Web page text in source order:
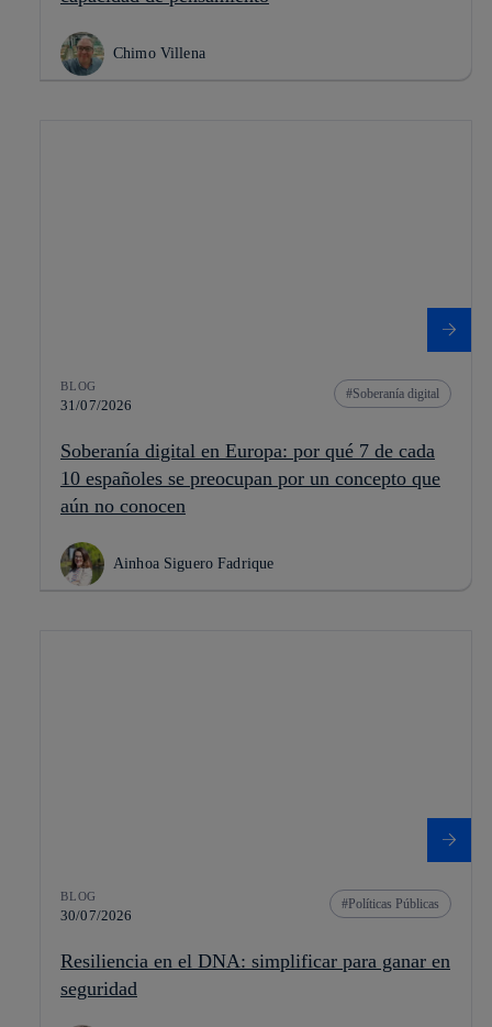
Chimo Villena
BLOG
31/07/2026
Soberanía digital
Soberanía digital en Europa: por qué 7 de cada
10 españoles se preocupan por un concepto que
aún no conocen
Ainhoa Siguero Fadrique
BLOG
30/07/2026
Políticas Públicas
Resiliencia en el DNA: simplificar para ganar en
seguridad